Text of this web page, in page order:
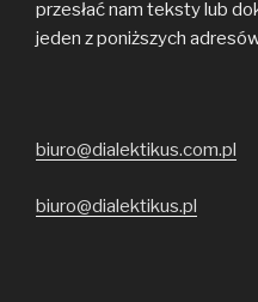
przesłać nam teksty lub
jeden z poniższych
biuro@dialektikus.com.pl
biuro@dialektikus.pl